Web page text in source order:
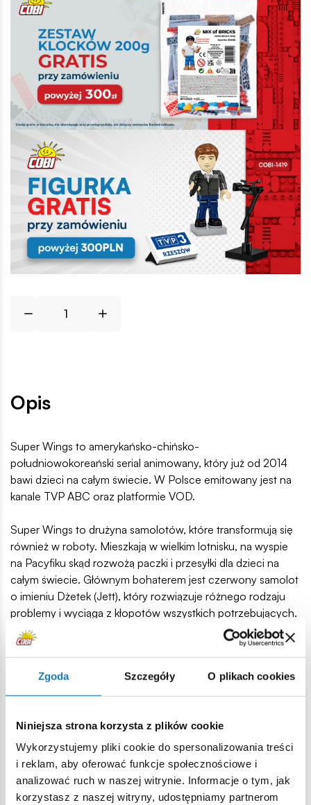
Zgoda Szczegóły O plikach cookies
Niniejsza strona korzysta z plików cookie
Wykorzystujemy pliki cookie do spersonalizowania treści
i reklam, aby oferować funkcje społecznościowe i
analizować ruch w naszej witrynie. Informacje o tym, jak
korzystasz z naszej witryny, udostępniamy partnerom
Opis
Super Wings to amerykańsko-chińsko-
południowokoreański serial animowany, który już od 2014
bawi dzieci na całym świecie. W Polsce emitowany jest na
kanale TVP ABC oraz platformie VOD.
Super Wings to drużyna samolotów, które transformują się
również w roboty. Mieszkają w wielkim lotnisku, na wyspie
na Pacyfiku skąd rozwożą paczki i przesyłki dla dzieci na
całym świecie. Głównym bohaterem jest czerwony samolot
o imieniu Dżetek (Jett), który rozwiązuje różnego rodzaju
problemy i wyciąga z kłopotów wszystkich potrzebujących.
Dzielnie wspiera go w tym cała grupa jego wiernych
przyjaciół.
Model z klocków konstrukcyjnych COBI przedstawia
budynek Międzynarodowego portu lotniczego, w którym
Donnie (Śrubek). Modele bohaterów posiadają ruchome
koła, które można wymienić na nogi robotów. Posiadają
również ruchome rączki a wieżę kontroli lotów można
obracać w różne strony. Na klockach zastosowano trwałe
nadruki, które nie ścierają się nawet w trakcie najbardziej